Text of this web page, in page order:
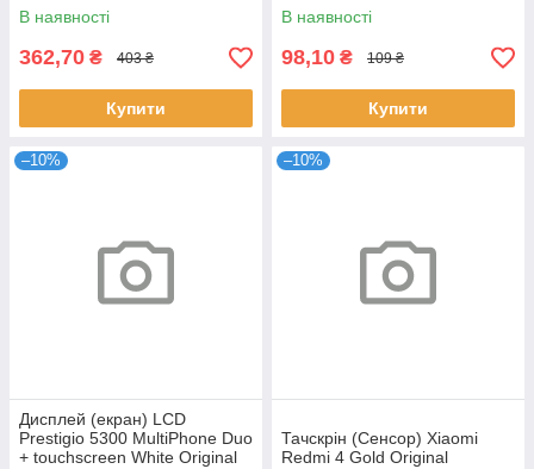
В наявності
362,70 ₴ 403 ₴
Купити
В наявності
98,10 ₴ 109 ₴
Купити
–10%
Дисплей (екран) LCD
Prestigio 5300 MultiPhone Duo
+ touchscreen White Original
–10%
Тачскрін (Сенсор) Xiaomi
Redmi 4 Gold Original